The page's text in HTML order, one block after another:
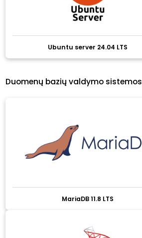
Ubuntu server 24.04 LTS
Duomenų bazių valdymo sistemos
MariaDB 11.8 LTS